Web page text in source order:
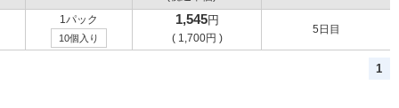
1パック
10個入り
1,545円
( 1,700円 )
5日目
1